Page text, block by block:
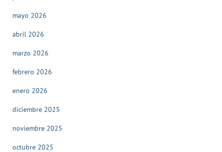
mayo 2026
abril 2026
marzo 2026
febrero 2026
enero 2026
diciembre 2025
noviembre 2025
octubre 2025